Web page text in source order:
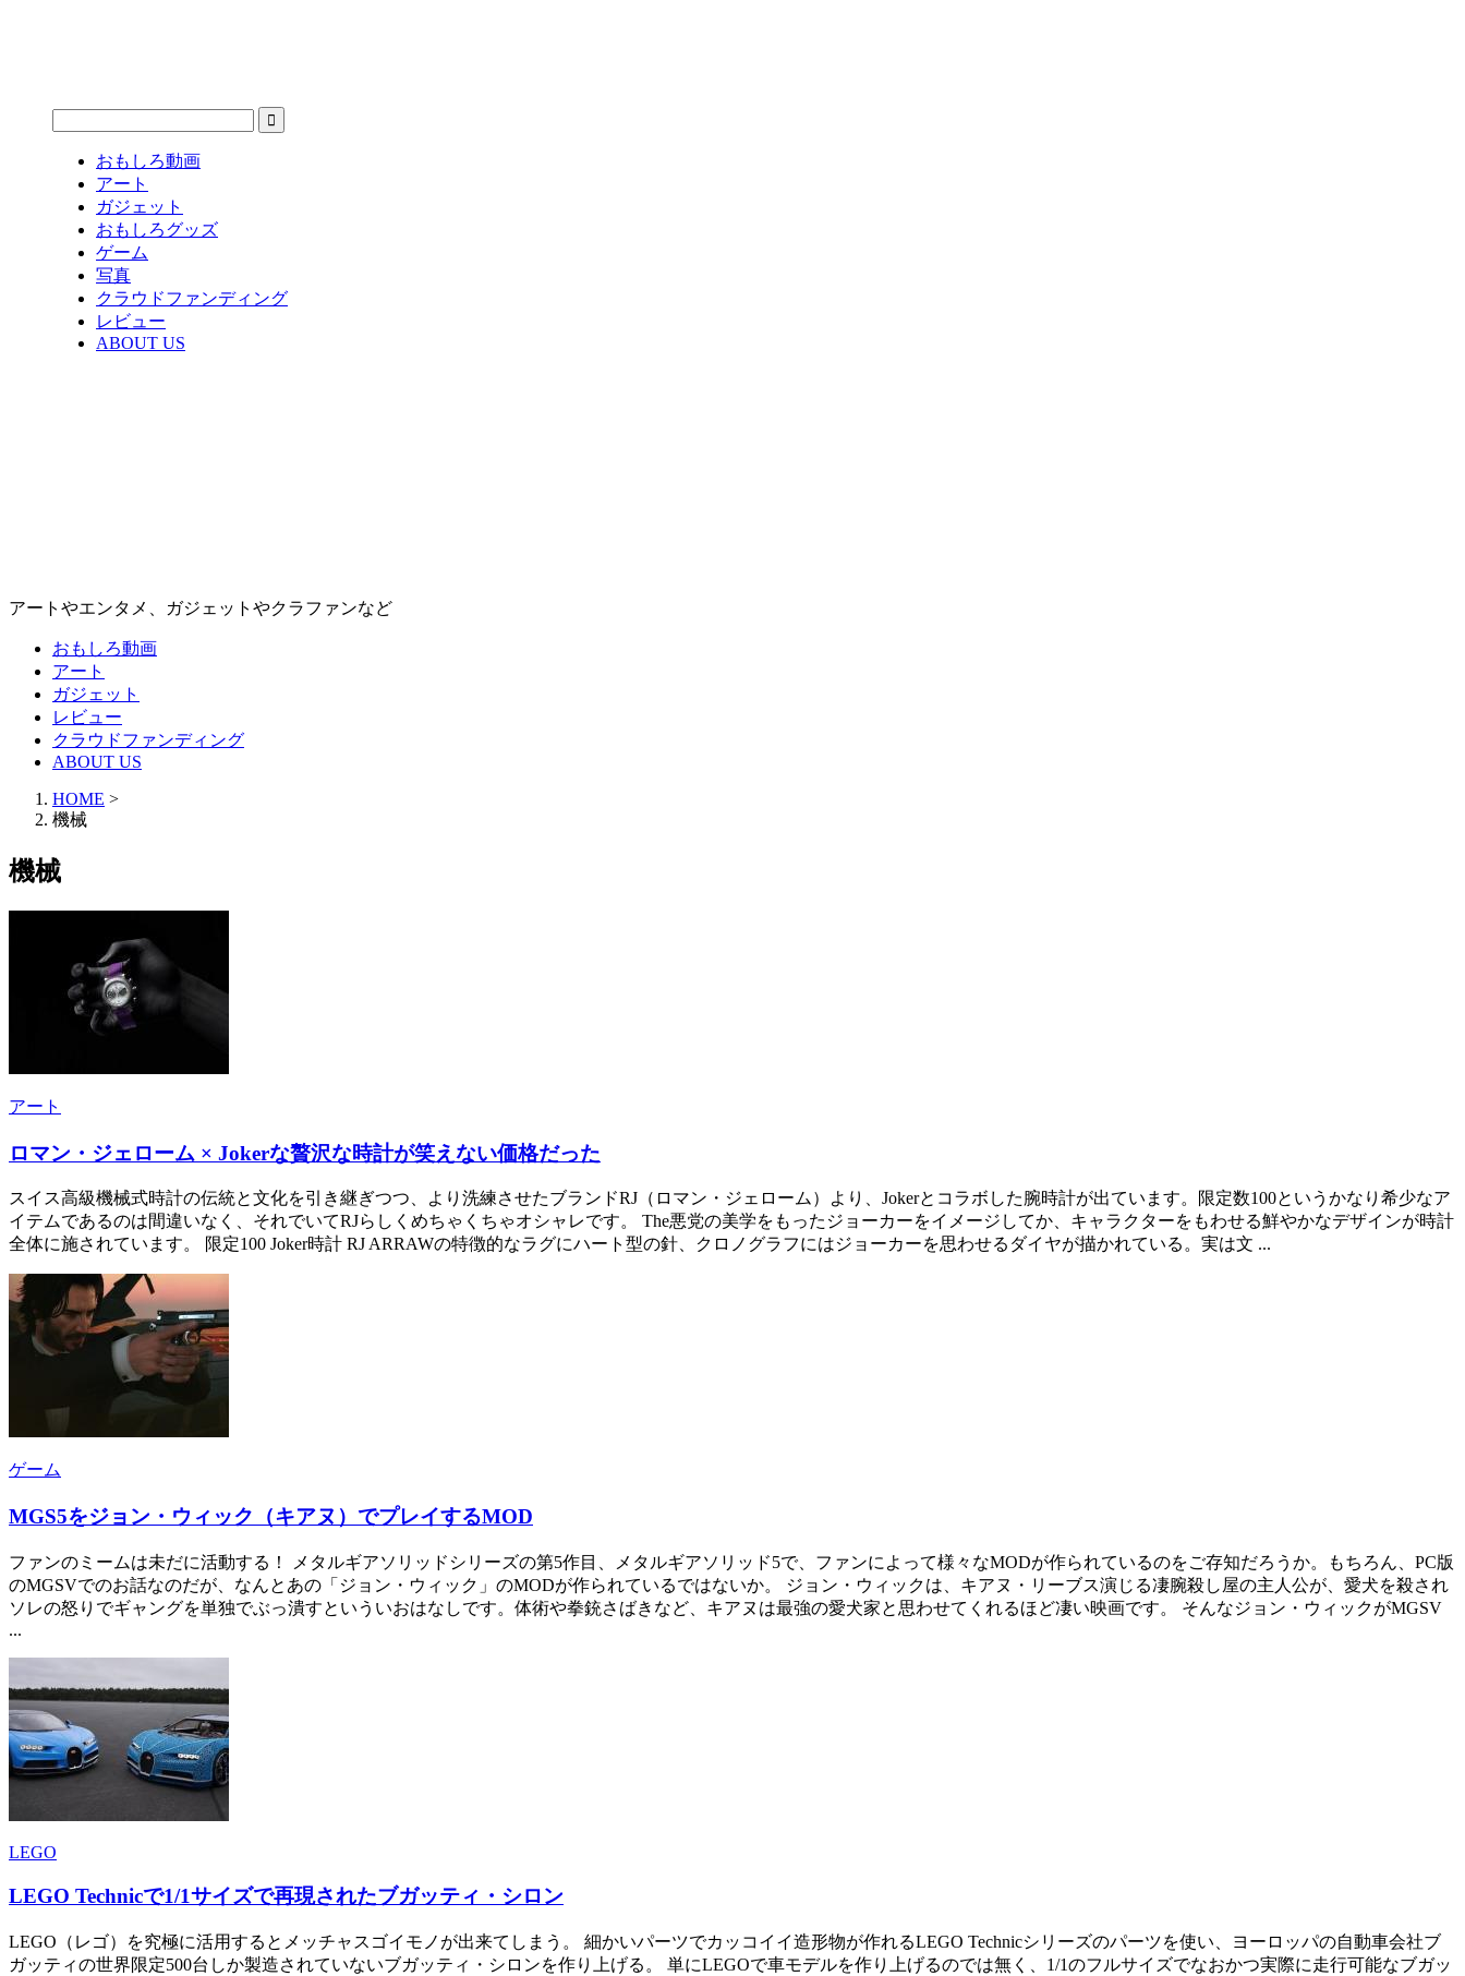
おもしろ動画
アート
ガジェット
おもしろグッズ
ゲーム
写真
クラウドファンディング
レビュー
ABOUT US
アートやエンタメ、ガジェットやクラファンなど
おもしろ動画
アート
ガジェット
レビュー
クラウドファンディング
ABOUT US
HOME >
機械
機械
アート
ロマン・ジェローム × Jokerな贅沢な時計が笑えない価格だった
スイス高級機械式時計の伝統と文化を引き継ぎつつ、より洗練させたブランドRJ（ロマン・ジェローム）より、Jokerとコラボした腕時計が出ています。限定数100というかなり希少なア
イテムであるのは間違いなく、それでいてRJらしくめちゃくちゃオシャレです。 The悪党の美学をもったジョーカーをイメージしてか、キャラクターをもわせる鮮やかなデザインが時計
全体に施されています。 限定100 Joker時計 RJ ARRAWの特徴的なラグにハート型の針、クロノグラフにはジョーカーを思わせるダイヤが描かれている。実は文 ...
ゲーム
MGS5をジョン・ウィック（キアヌ）でプレイするMOD
ファンのミームは未だに活動する！ メタルギアソリッドシリーズの第5作目、メタルギアソリッド5で、ファンによって様々なMODが作られているのをご存知だろうか。もちろん、PC版
のMGSVでのお話なのだが、なんとあの「ジョン・ウィック」のMODが作られているではないか。 ジョン・ウィックは、キアヌ・リーブス演じる凄腕殺し屋の主人公が、愛犬を殺され
ソレの怒りでギャングを単独でぶっ潰すといういおはなしです。体術や拳銃さばきなど、キアヌは最強の愛犬家と思わせてくれるほど凄い映画です。 そんなジョン・ウィックがMGSV
...
LEGO
LEGO Technicで1/1サイズで再現されたブガッティ・シロン
LEGO（レゴ）を究極に活用するとメッチャスゴイモノが出来てしまう。 細かいパーツでカッコイイ造形物が作れるLEGO Technicシリーズのパーツを使い、ヨーロッパの自動車会社ブ
ガッティの世界限定500台しか製造されていないブガッティ・シロンを作り上げる。 単にLEGOで車モデルを作り上げるのでは無く、1/1のフルサイズでなおかつ実際に走行可能なブガッ